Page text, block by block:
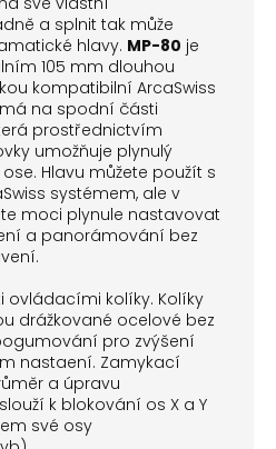
a splnit tak může
hlavy. MP-80 je
105 mm dlouhou
kompatibilní ArcaSwiss
na spodní části
prostřednictvím
umožňuje plynulý
Hlavu můžete použít s
systémem, ale v
moci plynule nastavovat
a panorámování bez
ovládacími kolíky. Kolíky
drážkované ocelové bez
pro zvýšení
nastaení. Zamykací
a úpravu
k blokování os X a Y
své osy